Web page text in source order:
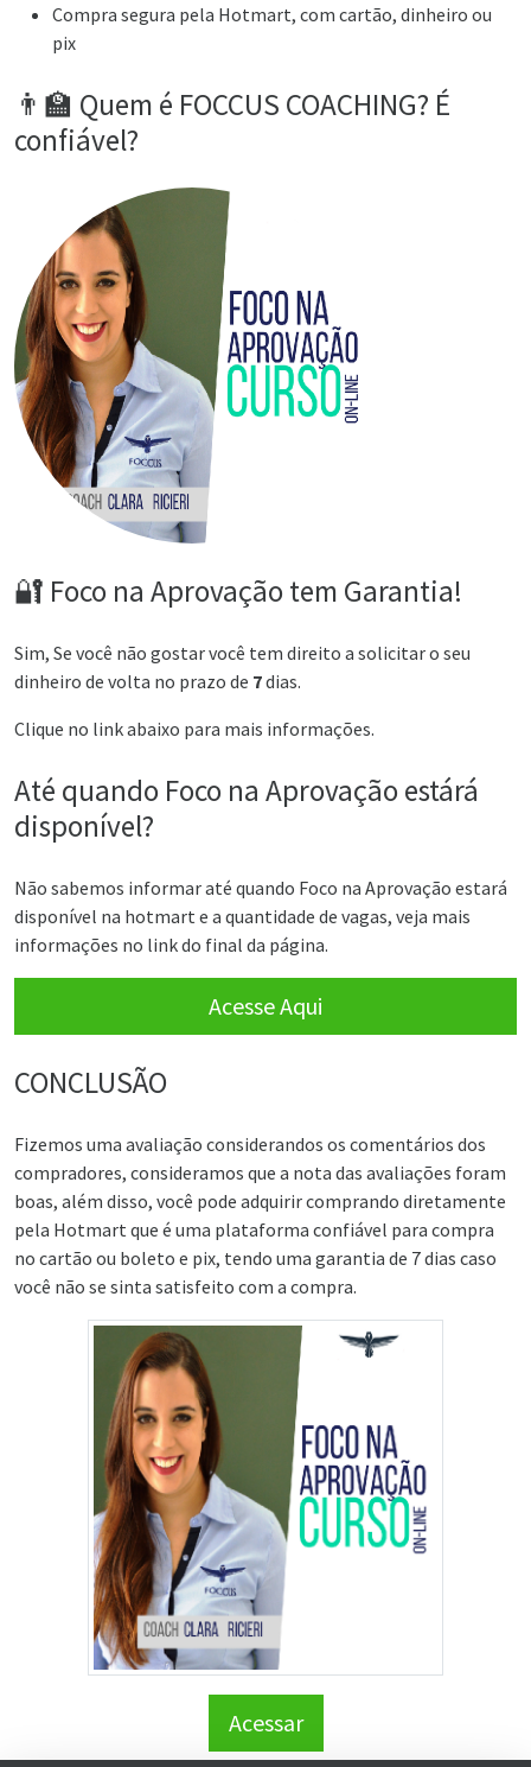
Compra segura pela Hotmart, com cartão, dinheiro ou
pix
👨‍🏫 Quem é FOCCUS COACHING? É
confiável?
🔐 Foco na Aprovação tem Garantia!
Sim, Se você não gostar você tem direito a solicitar o seu
dinheiro de volta no prazo de 7dias.
Clique no link abaixo para mais informações.
Até quando Foco na Aprovação estárá
disponível?
Não sabemos informar até quando Foco na Aprovação estará
disponível na hotmart e a quantidade de vagas, veja mais
informações no link do final da página.
Acesse Aqui
CONCLUSÃO
Fizemos uma avaliação considerandos os comentários dos
compradores, consideramos que a nota das avaliações foram
boas, além disso, você pode adquirir comprando diretamente
pela Hotmart que é uma plataforma confiável para compra
no cartão ou boleto e pix, tendo uma garantia de 7 dias caso
você não se sinta satisfeito com a compra.
Acessar